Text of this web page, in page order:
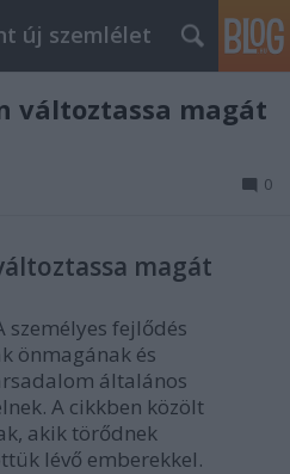
új szemlélet
változtassa magát
0
magát
személyes fejlődés
önmagának és
általános
A cikkben közölt
akik törődnek
lévő emberekkel.